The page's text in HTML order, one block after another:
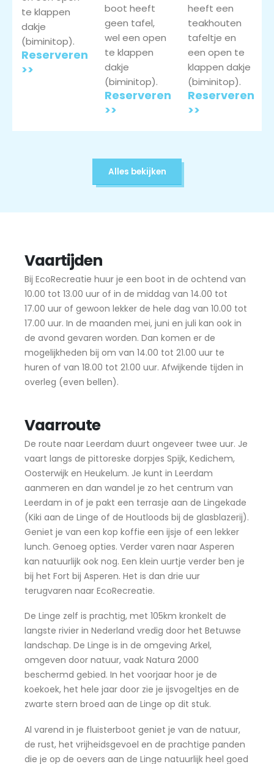
te klappen
dakje
(biminitop).
Reserveren
>>
boot heeft
geen tafel,
wel een open
te klappen
dakje
(biminitop).
Reserveren
>>
heeft een
teakhouten
tafeltje en
een open te
klappen dakje
(biminitop).
Reserveren
>>
Alles bekijken
Vaartijden
Bij EcoRecreatie huur je een boot in de ochtend van
10.00 tot 13.00 uur of in de middag van 14.00 tot
17.00 uur of gewoon lekker de hele dag van 10.00 tot
17.00 uur. In de maanden mei, juni en juli kan ook in
de avond gevaren worden. Dan komen er de
mogelijkheden bij om van 14.00 tot 21.00 uur te
huren of van 18.00 tot 21.00 uur. Afwijkende tijden in
overleg (even bellen).
Vaarroute
De route naar Leerdam duurt ongeveer twee uur. Je
vaart langs de pittoreske dorpjes Spijk, Kedichem,
Oosterwijk en Heukelum. Je kunt in Leerdam
aanmeren en dan wandel je zo het centrum van
Leerdam in of je pakt een terrasje aan de Lingekade
(Kiki aan de Linge of de Houtloods bij de glasblazerij).
Geniet je van een kop koffie een ijsje of een lekker
lunch. Genoeg opties. Verder varen naar Asperen
kan natuurlijk ook nog. Een klein uurtje verder ben je
bij het Fort bij Asperen. Het is dan drie uur
terugvaren naar EcoRecreatie.
De Linge zelf is prachtig, met 105km kronkelt de
langste rivier in Nederland vredig door het Betuwse
landschap. De Linge is in de omgeving Arkel,
omgeven door natuur, vaak Natura 2000
beschermd gebied. In het voorjaar hoor je de
koekoek, het hele jaar door zie je ijsvogeltjes en de
zwarte stern broed aan de Linge op dit stuk.
Al varend in je fluisterboot geniet je van de natuur,
de rust, het vrijheidsgevoel en de prachtige panden
die je op de oevers aan de Linge natuurlijk heel goed